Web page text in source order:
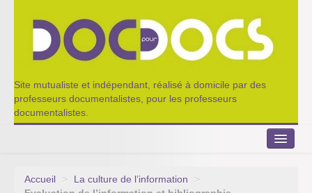
Site mutualiste et indépendant, réalisé à domicile par des
professeurs documentalistes, pour les professeurs
documentalistes.
Le Portillon
Accueil > La culture de l’information
>